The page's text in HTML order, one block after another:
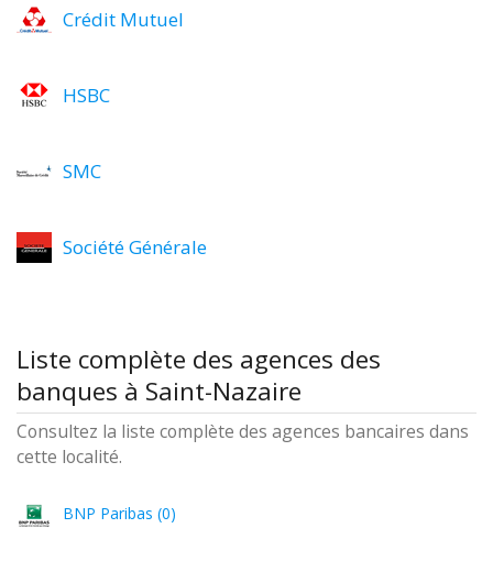
Crédit Mutuel
HSBC
SMC
Société Générale
Liste complète des agences des
banques à Saint-Nazaire
Consultez la liste complète des agences bancaires dans
cette localité.
BNP Paribas (0)